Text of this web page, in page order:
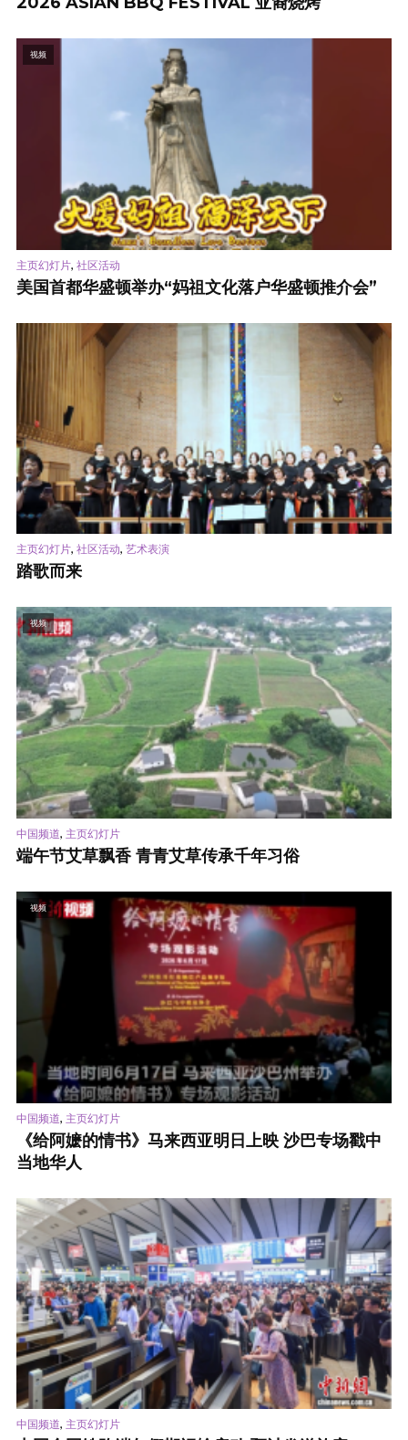
视频
主页幻灯片, 社区活动
美国首都华盛顿举办“妈祖文化落户华盛顿推介会”
主页幻灯片, 社区活动, 艺术表演
踏歌而来
视频
中国频道, 主页幻灯片
端午节艾草飘香 青青艾草传承千年习俗
视频
中国频道, 主页幻灯片
《给阿嬷的情书》马来西亚明日上映 沙巴专场戳中
当地华人
中国频道, 主页幻灯片